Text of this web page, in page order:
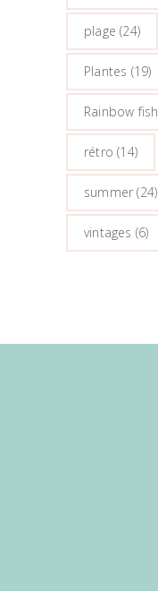
plage (24)
Plantes (19)
Rainbow fish
rétro (14)
summer (24)
vintages (6)